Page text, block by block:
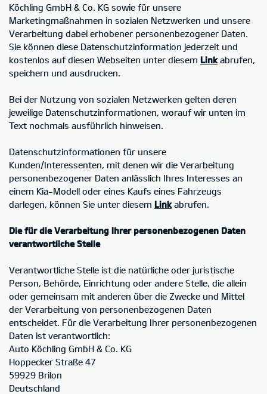
Köchling GmbH & Co. KG sowie für unsere
Marketingmaßnahmen in sozialen Netzwerken und unsere
Verarbeitung dabei erhobener personenbezogener Daten.
Sie können diese Datenschutzinformation jederzeit und
kostenlos auf diesen Webseiten unter diesem Linkabrufen,
speichern und ausdrucken.
Bei der Nutzung von sozialen Netzwerken gelten deren
jeweilige Datenschutzinformationen, worauf wir unten im
Text nochmals ausführlich hinweisen.
Datenschutzinformationen für unsere
Kunden/Interessenten, mit denen wir die Verarbeitung
personenbezogener Daten anlässlich Ihres Interesses an
einem Kia-Modell oder eines Kaufs eines Fahrzeugs
darlegen, können Sie unter diesem Linkabrufen.
Die für die Verarbeitung Ihrer personenbezogenen Daten
verantwortliche Stelle
Verantwortliche Stelle ist die natürliche oder juristische
Person, Behörde, Einrichtung oder andere Stelle, die allein
oder gemeinsam mit anderen über die Zwecke und Mittel
der Verarbeitung von personenbezogenen Daten
entscheidet. Für die Verarbeitung Ihrer personenbezogenen
Daten ist verantwortlich:
Auto Köchling GmbH & Co. KG
Hoppecker Straße 47
59929 Brilon
Deutschland